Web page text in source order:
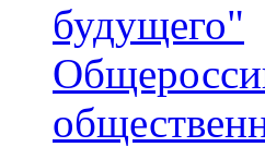
будущего"